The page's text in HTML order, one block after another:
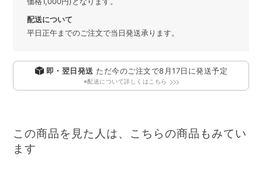
配送について
平日正午までのご注文で当日発送承ります。
即・翌日発送 ただ今のご注文で8月17日 に発送予定
※配送について詳しくはこちら
この商品を見た人は、こちらの商品もみてい
ます